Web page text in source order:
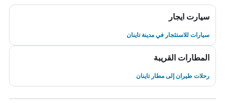
سيارت ايجار
سيارات للاستئجار في مدينة تاينان
المطارات القريبة
رحلات طيران إلى مطار تاينان